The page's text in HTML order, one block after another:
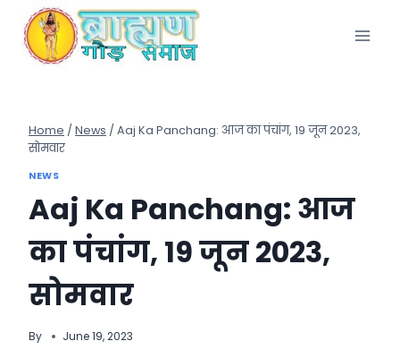
content
Home / News / Aaj Ka Panchang: आज का पंचांग, 19 जून 2023,
सोमवार
NEWS
Aaj Ka Panchang: आज
का पंचांग, 19 जून 2023,
सोमवार
By June 19, 2023